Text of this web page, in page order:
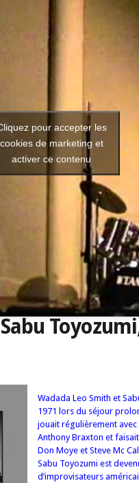
pour accepter les
cookies de marketing et
activer ce contenu
Wadada Leo Smith et
1971 lors du séjour
jouait régulièrement avec
Anthony Braxton et
Don Moye et Steve Mc
Sabu Toyozumi est
d’improvisateurs